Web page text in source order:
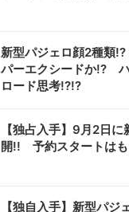
新型パジェロ顔2種類
パーエクシードか!?
ロード思考!?!?
【独占入手】9月2日
開!! 予約スタートはも
【独自入手】新型パジ